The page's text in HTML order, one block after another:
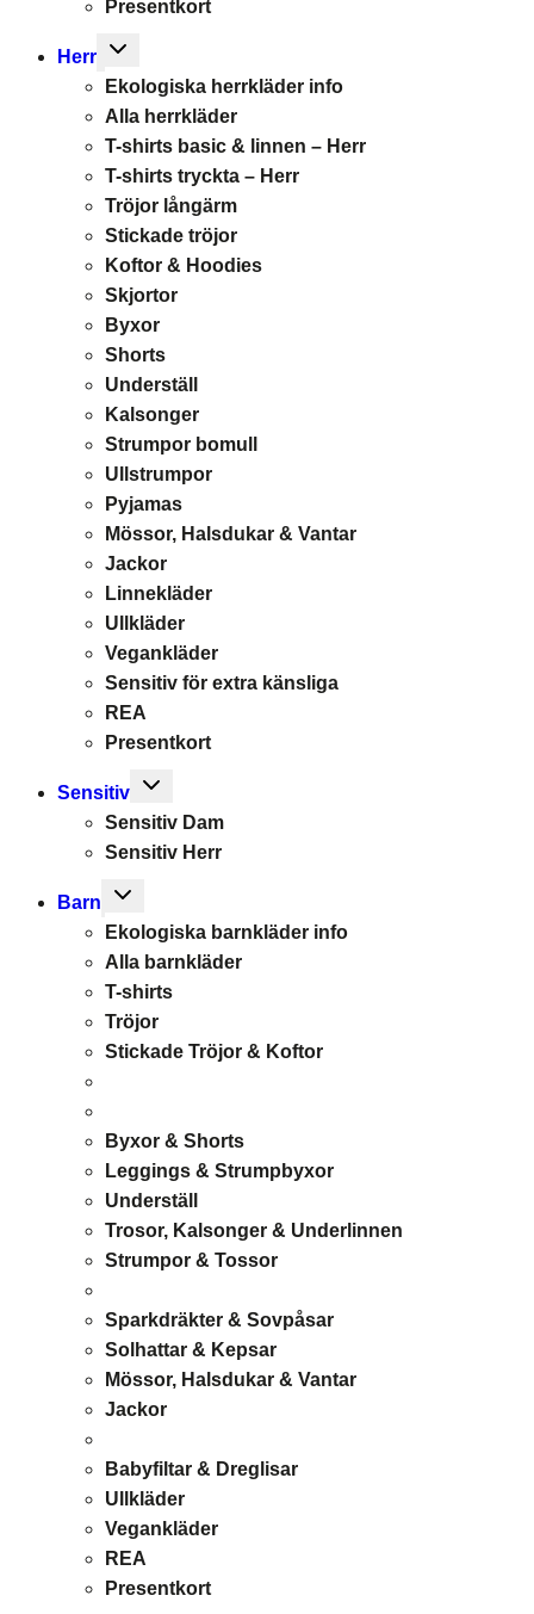
Presentkort
Herr
Toggle
menu
Ekologiska herrkläder info
Alla herrkläder
T-shirts basic & linnen – Herr
T-shirts tryckta – Herr
Tröjor långärm
Stickade tröjor
Koftor & Hoodies
Skjortor
Byxor
Shorts
Underställ
Kalsonger
Strumpor bomull
Ullstrumpor
Pyjamas
Mössor, Halsdukar & Vantar
Jackor
Linnekläder
Ullkläder
Vegankläder
Sensitiv för extra känsliga
REA
Presentkort
Sensitiv
Toggle
menu
Sensitiv Dam
Sensitiv Herr
Barn
Toggle
menu
Ekologiska barnkläder info
Alla barnkläder
T-shirts
Tröjor
Stickade Tröjor & Koftor
Byxor & Shorts
Leggings & Strumpbyxor
Underställ
Trosor, Kalsonger & Underlinnen
Strumpor & Tossor
Sparkdräkter & Sovpåsar
Solhattar & Kepsar
Mössor, Halsdukar & Vantar
Jackor
Babyfiltar & Dreglisar
Ullkläder
Vegankläder
REA
Presentkort